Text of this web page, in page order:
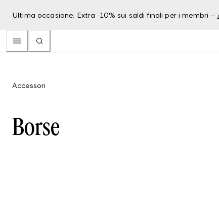
Ultima occasione: Extra -10% sui saldi finali per i membri –
Accessori
Borse